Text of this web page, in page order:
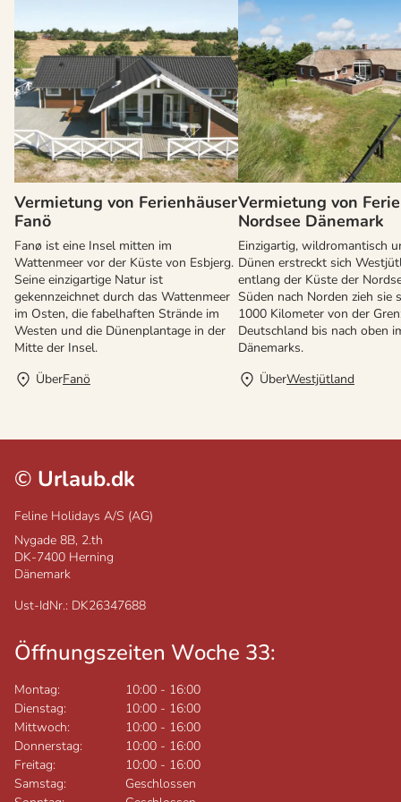
Vermietung von Ferienhäuser
Fanö
Fanø ist eine Insel mitten im
Wattenmeer vor der Küste von Esbjerg.
Seine einzigartige Natur ist
gekennzeichnet durch das Wattenmeer
im Osten, die fabelhaften Strände im
Westen und die Dünenplantage in der
Mitte der Insel.
ÜberFanö
Vermietung von
Nordsee Dänemark
Einzigartig, wildromantisch
Dünen erstreckt sich
entlang der Küste der
Süden nach Norden zieh sie
1000 Kilometer von der
Deutschland bis nach oben
Dänemarks.
ÜberWestjütland
© Urlaub.dk
Feline Holidays A/S (AG)
Nygade 8B, 2.th
DK-7400 Herning
Dänemark
Ust-IdNr.: DK26347688
Öffnungszeiten Woche 33:
Montag: 10:00 - 16:00
Dienstag:
10:00 - 16:00
Mittwoch:
10:00 - 16:00
Donnerstag:
10:00 - 16:00
Freitag:
10:00 - 16:00
Samstag:
Geschlossen